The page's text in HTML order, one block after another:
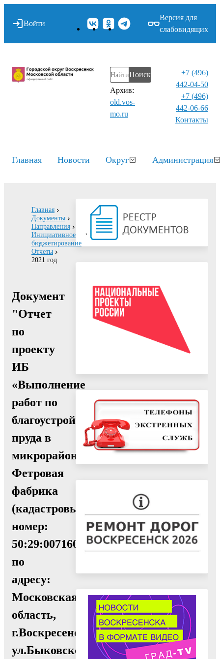
Войти
Версия для
слабовидящих
Поиск
Архив:
old.vos-
mo.ru
+7 (496)
442-04-50
+7 (496)
442-06-66
Контакты⁠
Главная Новости Округ Администрация
Главная
Документы
Направления
Инициативное
бюджетирование
Отчеты
2021 год
Документ
"Отчет
по
проекту
ИБ
«Выполнение
работ по
благоустройству
пруда в
микрорайоне
Фетровая
фабрика
(кадастровый
номер:
50:29:0071607:855)
по
адресу:
Московская
область,
г.Воскресенск,
ул.Быковского"